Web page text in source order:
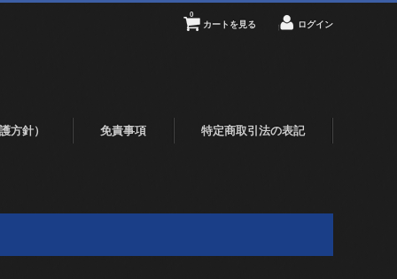
カートを見る
0
ログイン
方針） 免責事項 特定商取引法の表記